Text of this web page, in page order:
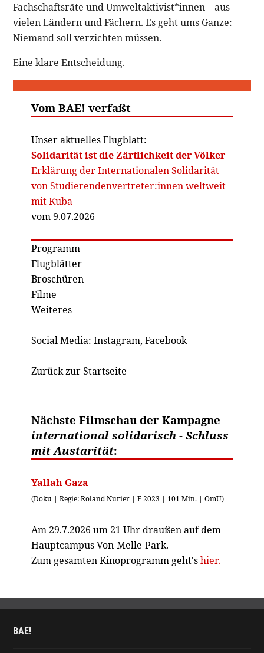
Fachschaftsräte und Umweltaktivist*innen – aus
vielen Ländern und Fächern. Es geht ums Ganze:
Niemand soll verzichten müssen.
Eine klare Entscheidung.
Vom BAE! verfaßt
Unser aktuelles Flugblatt:
Solidarität ist die Zärtlichkeit der Völker
Erklärung der Internationalen Solidarität
von Studierendenvertreter:innen weltweit
mit Kuba
vom 9.07.2026
Programm
Flugblätter
Broschüren
Filme
Weiteres
Social Media: Instagram, Facebook
Zurück zur Startseite
Nächste Filmschau der Kampagne
international solidarisch - Schluss
mit Austarität:
Yallah Gaza
(Doku | Regie: Roland Nurier | F 2023 | 101 Min. | OmU)
Am 29.7.2026 um 21 Uhr draußen auf dem
Hauptcampus Von-Melle-Park.
Zum gesamten Kinoprogramm geht'shier.
BAE!